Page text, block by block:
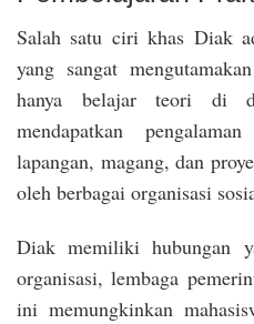
Salah satu ciri khas Diak
yang sangat
hanya belajar teori di
mendapatkan
lapangan, magang, dan
oleh berbagai organisasi
Diak memiliki hubungan
organisasi, lembaga
ini memungkinkan